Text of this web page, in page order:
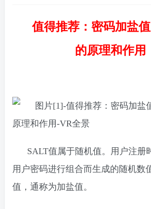
值得推荐：密码加盐值
的原理和作用
SALT值属于随机值。用户注册
用户密码进行组合而生成的随机数
值，通称为加盐值。